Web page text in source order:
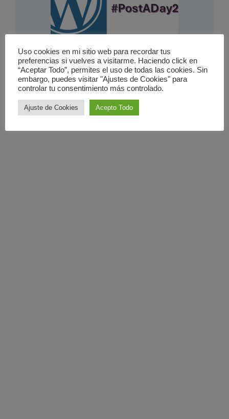
Un ‘post’ al dí­a
16 enero 2011 | Informática
Uso cookies en mi sitio web para recordar tus
preferencias si vuelves a visitarme. Haciendo click en
“Aceptar Todo”, permites el uso de todas las cookies. Sin
embargo, puedes visitar "Ajustes de Cookies" para
controlar tu consentimiento más controlado.
Ajuste de Cookies Acepto Todo